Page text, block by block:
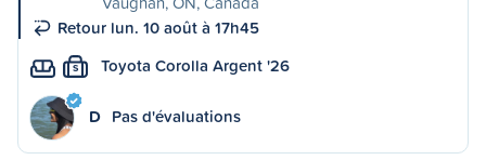
Retour lun. 10 août à 17h45
S Toyota Corolla Argent '26
D Pas d'évaluations